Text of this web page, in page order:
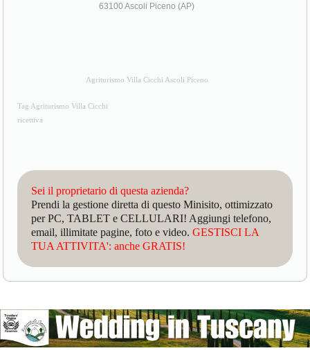
63100 Ascoli Piceno (AP)
Agriturismo Villa Cicchi Ascoli Piceno
Tag Agriturismo Villa Cicchi
ricettiva
Sei il proprietario di questa azienda?
Prendi la gestione diretta di questo Minisito, ottimizzato
per PC, TABLET e CELLULARI! Aggiungi telefono,
email, illimitate pagine, foto e video.GESTISCI LA
TUA ATTIVITA': anche GRATIS!